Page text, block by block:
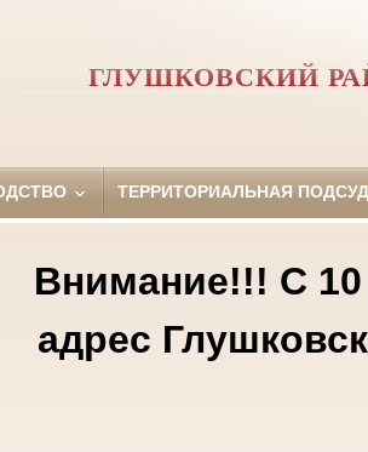
ГЛУШКОВСКИЙ
ТЕРРИТОРИАЛЬНАЯ
Внимание!!! С 10
адрес